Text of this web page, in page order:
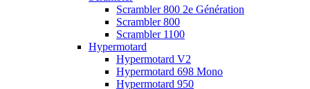
Scrambler 800 2e Génération
Scrambler 800
Scrambler 1100
Hypermotard
Hypermotard V2
Hypermotard 698 Mono
Hypermotard 950